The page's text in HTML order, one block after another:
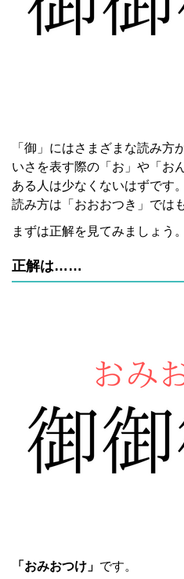
「御」にはさまざまな読み方
いさを表す際の「お」や「お
ある人は少なくないはずです
読み方は「おおおつき」では
まずは正解を見てみましょう。
正解は……
「おみおつけ」 です。